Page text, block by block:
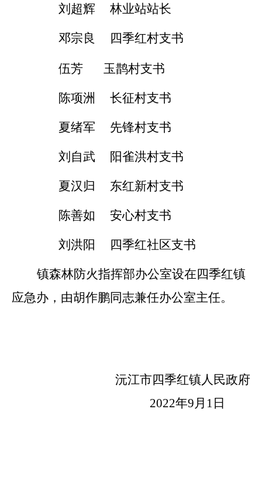
刘超辉 林业站站长
邓宗良 四季红村支书
伍芳 玉鹊村支书
陈项洲 长征村支书
夏绪军 先锋村支书
刘自武 阳雀洪村支书
夏汉归 东红新村支书
陈善如 安心村支书
刘洪阳 四季红社区支书
镇森林防火指挥部办公室设在四季红镇
应急办，由胡作鹏同志兼任办公室主任。
沅江市四季红镇人民政府
2022年9月1日